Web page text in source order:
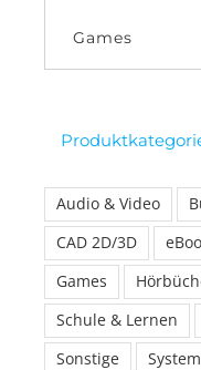
Games
Audio & Video
CAD 2D/3D
Games
Schule & Lernen
Sonstige